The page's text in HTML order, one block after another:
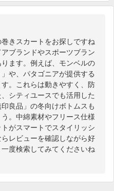
きスカートをお探しですね
ブランドやスポーツブラン
ます。例えば、モンベルの
や、パタゴニアが提供する
。これらは動きやすく、防
シティユースでも活用した
良品」の冬向けボトムスも
。中綿素材やフリース仕様
がスマートでスタイリッシ
レビューを確認しながら好
度検索してみてくださいね